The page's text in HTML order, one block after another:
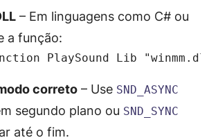
– Em linguagens como C# ou
a função:
PlaySound Lib
correto – Use SND_ASYNC
segundo plano ou SND_SYNC
até o fim.